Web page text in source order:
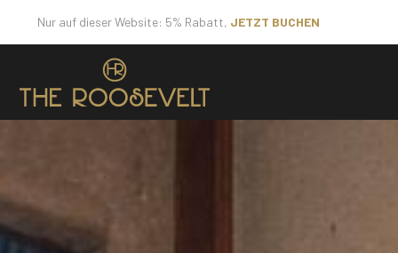
Nur auf dieser Website: 5% Rabatt, JETZT BUCHEN